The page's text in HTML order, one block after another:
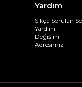
Yardım
Sıkça Sorulan
Yardım
Değişim
Adresimiz